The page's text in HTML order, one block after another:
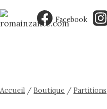
au
Facebook
Accueil / Boutique / Partitions